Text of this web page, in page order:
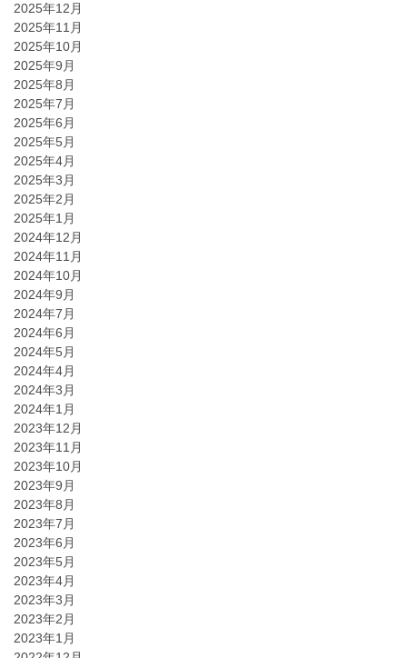
2025年12月
2025年11月
2025年10月
2025年9月
2025年8月
2025年7月
2025年6月
2025年5月
2025年4月
2025年3月
2025年2月
2025年1月
2024年12月
2024年11月
2024年10月
2024年9月
2024年7月
2024年6月
2024年5月
2024年4月
2024年3月
2024年1月
2023年12月
2023年11月
2023年10月
2023年9月
2023年8月
2023年7月
2023年6月
2023年5月
2023年4月
2023年3月
2023年2月
2023年1月